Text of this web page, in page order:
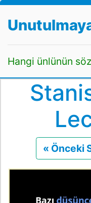
Hangi ünlünün
« Önceki